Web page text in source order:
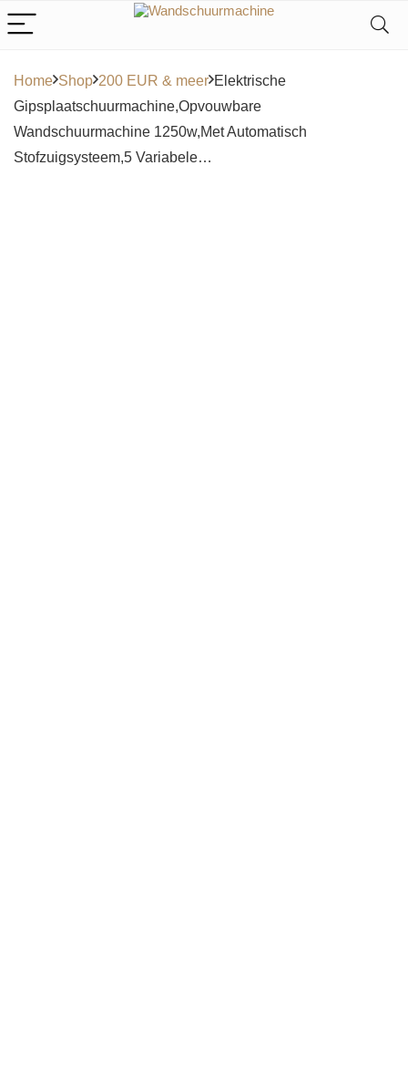
Home Shop 200 EUR & meer Elektrische
Gipsplaatschuurmachine,Opvouwbare
Wandschuurmachine 1250w,Met Automatisch
Stofzuigsysteem,5 Variabele…